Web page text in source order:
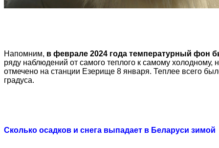
Напомним, в феврале 2024 года температурный фон
ряду наблюдений от самого теплого к самому
отмечено на станции Езерище 8 января. Теплее всего
градуса.
Сколько осадков и снега выпадает в Беларуси зимой